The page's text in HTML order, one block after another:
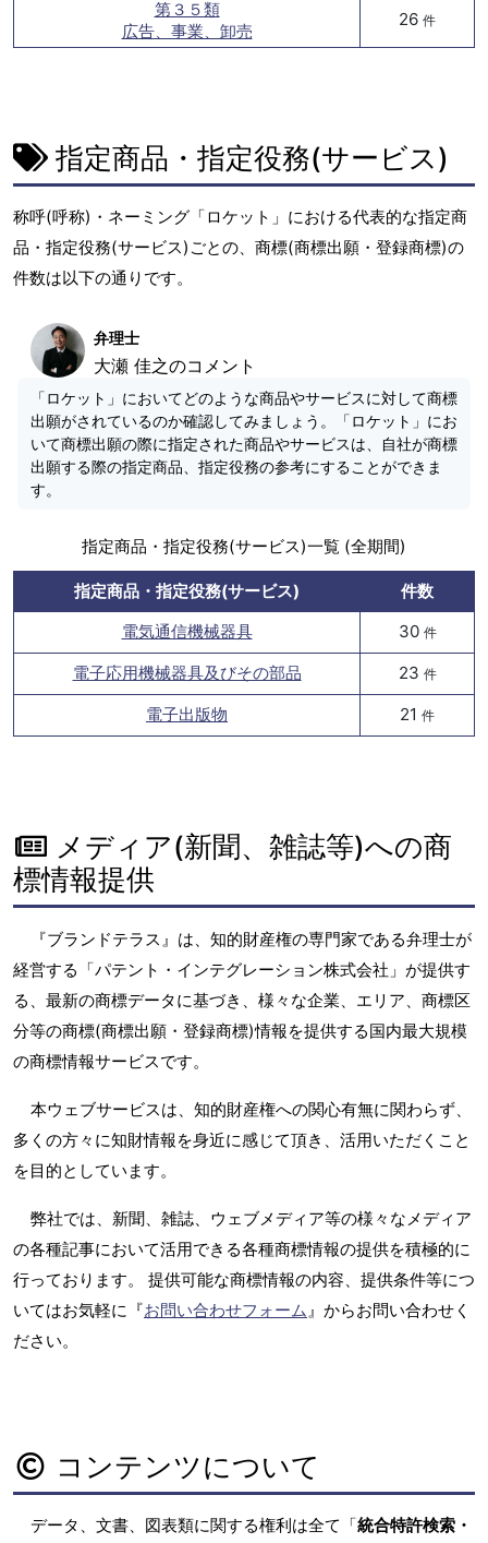
第３５類
広告、事業、卸売
26 件
指定商品・指定役務(サービス)
称呼(呼称)・ネーミング「ロケット」における代表的な指定商
品・指定役務(サービス)ごとの、商標(商標出願・登録商標)の
件数は以下の通りです。
弁理士
大瀬 佳之のコメント
「ロケット」においてどのような商品やサービスに対して商標
出願がされているのか確認してみましょう。「ロケット」にお
いて商標出願の際に指定された商品やサービスは、自社が商標
出願する際の指定商品、指定役務の参考にすることができま
す。
指定商品・指定役務(サービス)一覧 (全期間)
指定商品・指定役務(サービス)
件数
電気通信機械器具
30 件
電子応用機械器具及びその部品 23 件
電子出版物 21 件
メディア(新聞、雑誌等)への商
標情報提供
『ブランドテラス』は、知的財産権の専門家である弁理士が
経営する「パテント・インテグレーション株式会社」が提供す
る、最新の商標データに基づき、様々な企業、エリア、商標区
分等の商標(商標出願・登録商標)情報を提供する国内最大規模
の商標情報サービスです。
本ウェブサービスは、知的財産権への関心有無に関わらず、
多くの方々に知財情報を身近に感じて頂き、活用いただくこと
を目的としています。
弊社では、新聞、雑誌、ウェブメディア等の様々なメディア
の各種記事において活用できる各種商標情報の提供を積極的に
行っております。 提供可能な商標情報の内容、提供条件等につ
いてはお気軽に『お問い合わせフォーム 』からお問い合わせく
ださい。
コンテンツについて
データ、文書、図表類に関する権利は全て「統合特許検索・